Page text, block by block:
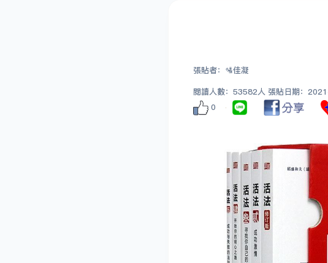
張貼者：🛂佳凝
閱讀人數：53582人 張貼日期：
0